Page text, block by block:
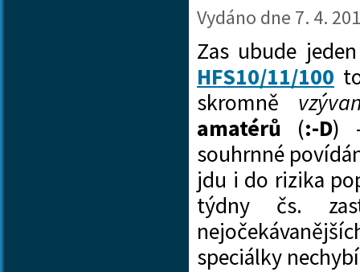
Vydáno dne 7. 4.
Zas ubude
HFS10/11/100
skromně
amatérů (:-D)
souhrnné
jdu i do rizika
týdny čs.
speciálky